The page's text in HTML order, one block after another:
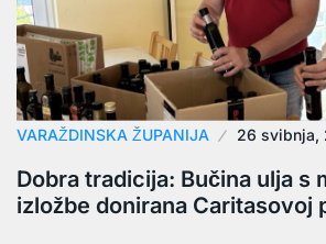
VARAŽDINSKA ŽUPANIJA 26 svibnja,
Dobra tradicija: Bučina ulja s
izložbe donirana Caritasovoj